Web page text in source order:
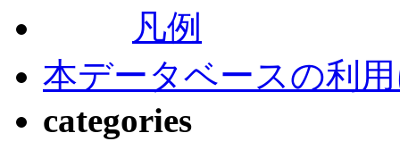
凡例
本データベースの利
categories